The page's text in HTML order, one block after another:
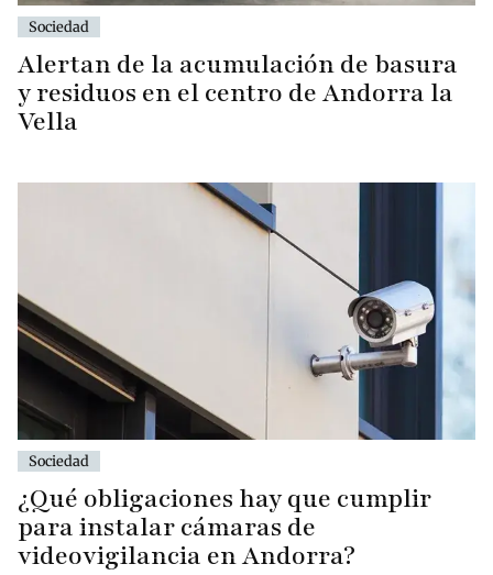
Sociedad
Alertan de la acumulación de basura
y residuos en el centro de Andorra la
Vella
Sociedad
¿Qué obligaciones hay que cumplir
para instalar cámaras de
videovigilancia en Andorra?